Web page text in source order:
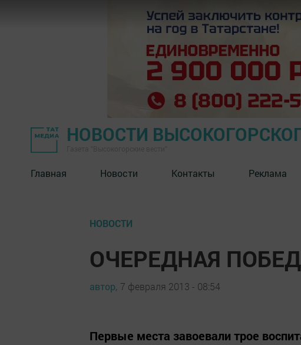
НОВОСТИ
Главная Новости Контакты Реклама
НОВОСТИ
ОЧЕРЕДНАЯ
автор, 7 февраля 2013 - 08:54
Первые места завоевали трое